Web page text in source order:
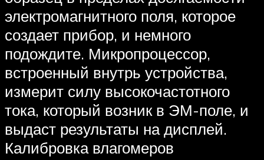
электромагнитного поля, которое
создает прибор, и немного
подождите. Микропроцессор,
встроенный внутрь устройства,
измерит силу высокочастотного
тока, который возник в ЭМ-поле, и
выдаст результаты на дисплей.
Калибровка влагомеров